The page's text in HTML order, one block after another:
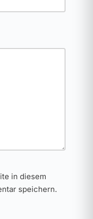
in diesem
speichern.